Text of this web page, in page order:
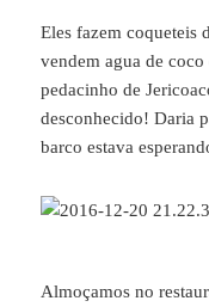
Eles fazem coqueteis
vendem agua de
pedacinho de
desconhecido! Daria
barco estava
Almoçamos no